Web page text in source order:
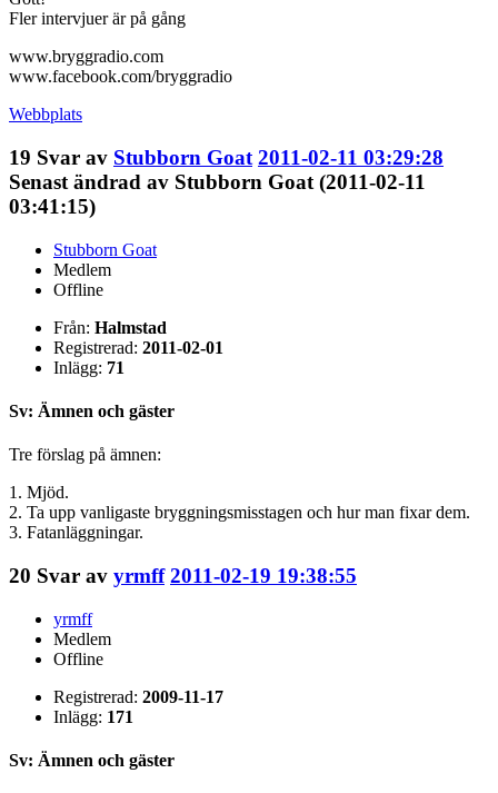
Fler intervjuer är på gång
www.bryggradio.com
www.facebook.com/bryggradio
Webbplats
19 Svar av Stubborn Goat 2011-02-11 03:29:28
Senast ändrad av Stubborn Goat (2011-02-11
03:41:15)
Stubborn Goat
Medlem
Offline
Från: Halmstad
Registrerad: 2011-02-01
Inlägg: 71
Sv: Ämnen och gäster
Tre förslag på ämnen:
1. Mjöd.
2. Ta upp vanligaste bryggningsmisstagen och hur man fixar dem.
3. Fatanläggningar.
20 Svar av yrmff 2011-02-19 19:38:55
yrmff
Medlem
Offline
Registrerad: 2009-11-17
Inlägg: 171
Sv: Ämnen och gäster